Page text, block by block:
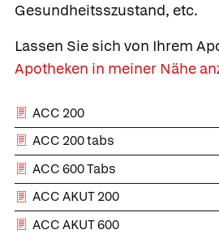
Gesundheitsszustand, etc.
Lassen Sie sich von Ihrem
Apotheken in meiner Nähe
ACC 200
ACC 200 tabs
ACC 600 Tabs
ACC AKUT 200
ACC AKUT 600